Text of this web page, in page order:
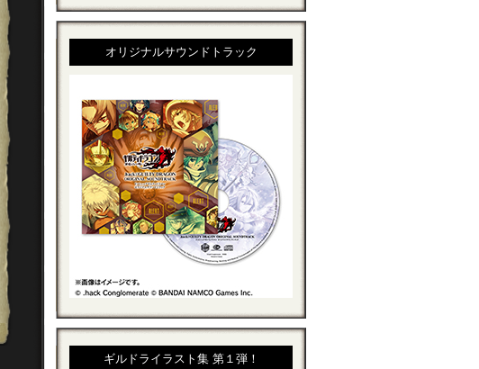
オリジナルサウンドトラック
ギルドライラスト集 第１弾！